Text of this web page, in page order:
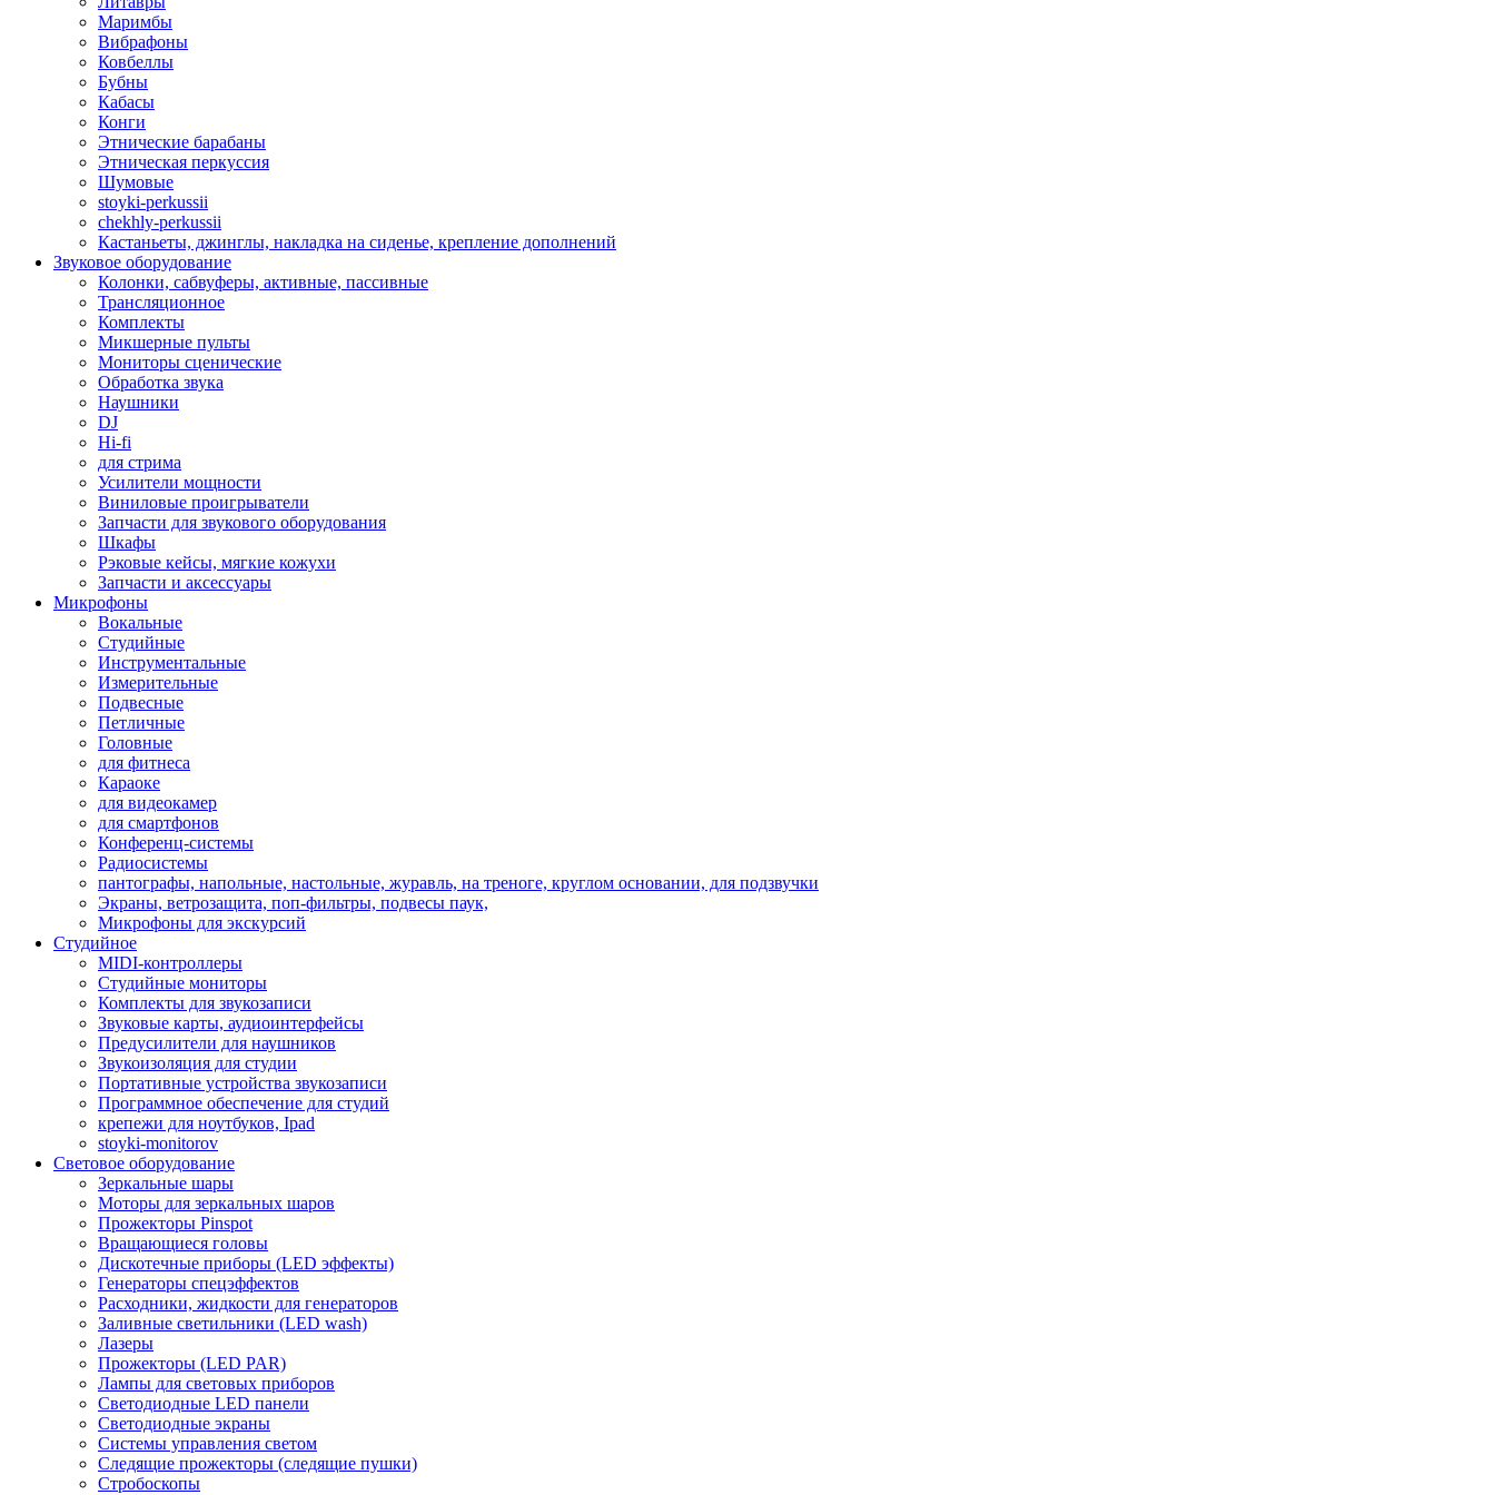
Маримбы
Вибрафоны
Ковбеллы
Бубны
Кабасы
Конги
Этнические барабаны
Этническая перкуссия
Шумовые
stoyki-perkussii
chekhly-perkussii
Кастаньеты, джинглы, накладка на сиденье, крепление дополнений
Звуковое оборудование
Колонки, сабвуферы, активные, пассивные
Трансляционное
Комплекты
Микшерные пульты
Мониторы сценические
Обработка звука
Наушники
DJ
Hi-fi
для стрима
Усилители мощности
Виниловые проигрыватели
Запчасти для звукового оборудования
Шкафы
Рэковые кейсы, мягкие кожухи
Запчасти и аксессуары
Микрофоны
Вокальные
Студийные
Инструментальные
Измерительные
Подвесные
Петличные
Головные
для фитнеса
Караоке
для видеокамер
для смартфонов
Конференц-системы
Радиосистемы
пантографы, напольные, настольные, журавль, на треноге, круглом основании, для подзвучки
Экраны, ветрозащита, поп-фильтры, подвесы паук,
Микрофоны для экскурсий
Студийное
MIDI-контроллеры
Студийные мониторы
Комплекты для звукозаписи
Звуковые карты, аудиоинтерфейсы
Предусилители для наушников
Звукоизоляция для студии
Портативные устройства звукозаписи
Программное обеспечение для студий
крепежи для ноутбуков, Ipad
stoyki-monitorov
Световое оборудование
Зеркальные шары
Моторы для зеркальных шаров
Прожекторы Pinspot
Вращающиеся головы
Дискотечные приборы (LED эффекты)
Генераторы спецэффектов
Расходники, жидкости для генераторов
Заливные светильники (LED wash)
Лазеры
Прожекторы (LED PAR)
Лампы для световых приборов
Светодиодные LED панели
Светодиодные экраны
Системы управления светом
Следящие прожекторы (следящие пушки)
Стробоскопы